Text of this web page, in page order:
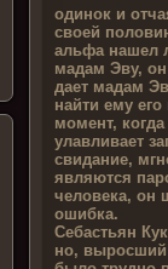
одинок и
своей
альфа нашел
мадам Эву,
дает мадам
найти ему
момент,
улавливает
свидание,
являются
человека, он
ошибка.
Себастьян
но, выросший